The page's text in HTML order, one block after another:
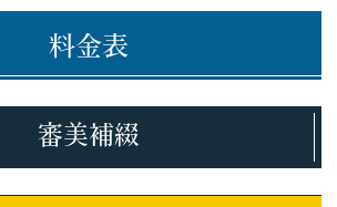
料金表
審美補綴